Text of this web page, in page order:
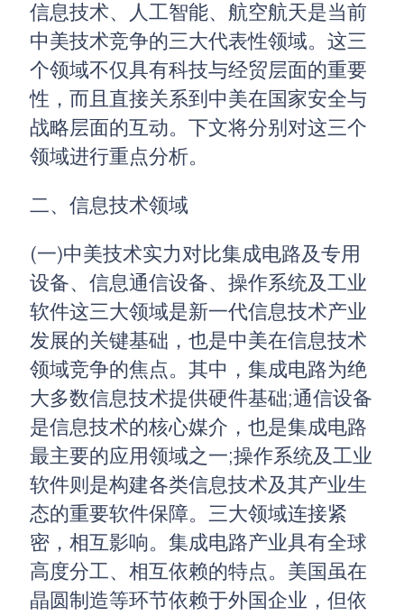
信息技术、人工智能、航空航天是当前
中美技术竞争的三大代表性领域。这三
个领域不仅具有科技与经贸层面的重要
性，而且直接关系到中美在国家安全与
战略层面的互动。下文将分别对这三个
领域进行重点分析。
二、信息技术领域
(一)中美技术实力对比集成电路及专用
设备、信息通信设备、操作系统及工业
软件这三大领域是新一代信息技术产业
发展的关键基础，也是中美在信息技术
领域竞争的焦点。其中，集成电路为绝
大多数信息技术提供硬件基础;通信设备
是信息技术的核心媒介，也是集成电路
最主要的应用领域之一;操作系统及工业
软件则是构建各类信息技术及其产业生
态的重要软件保障。三大领域连接紧
密，相互影响。集成电路产业具有全球
高度分工、相互依赖的特点。美国虽在
晶圆制造等环节依赖于外国企业，但依